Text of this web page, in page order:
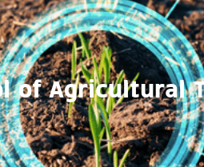
of Agricultural